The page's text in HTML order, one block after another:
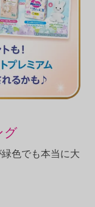
グ
色でも本当に大